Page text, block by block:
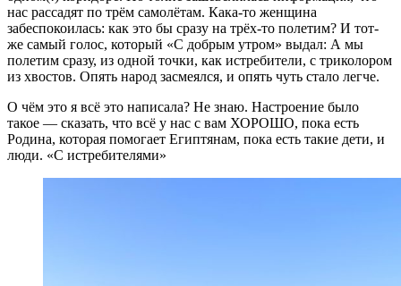
нас рассадят по трём самолётам. Кака-то женщина
забеспокоилась: как это бы сразу на трёх-то полетим? И тот-
же самый голос, который «С добрым утром» выдал: А мы
полетим сразу, из одной точки, как истребители, с триколором
из хвостов. Опять народ засмеялся, и опять чуть стало легче.
О чём это я всё это написала? Не знаю. Настроение было
такое — сказать, что всё у нас с вам ХОРОШО, пока есть
Родина, которая помогает Египтянам, пока есть такие дети, и
люди. «С истребителями»